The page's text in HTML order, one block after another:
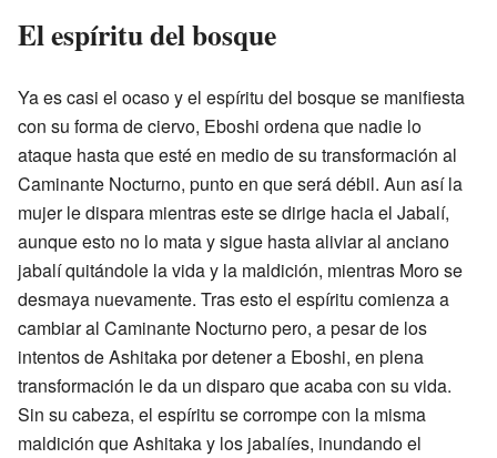
El espíritu del bosque
Ya es casi el ocaso y el espíritu del bosque se manifiesta
con su forma de ciervo, Eboshi ordena que nadie lo
ataque hasta que esté en medio de su transformación al
Caminante Nocturno, punto en que será débil. Aun así la
mujer le dispara mientras este se dirige hacia el Jabalí,
aunque esto no lo mata y sigue hasta aliviar al anciano
jabalí quitándole la vida y la maldición, mientras Moro se
desmaya nuevamente. Tras esto el espíritu comienza a
cambiar al Caminante Nocturno pero, a pesar de los
intentos de Ashitaka por detener a Eboshi, en plena
transformación le da un disparo que acaba con su vida.
Sin su cabeza, el espíritu se corrompe con la misma
maldición que Ashitaka y los jabalíes, inundando el